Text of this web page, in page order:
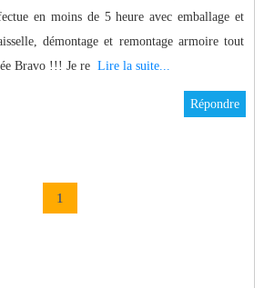
en moins de 5 heure avec emballage et
démontage et remontage armoire tout
Bravo !!! Je re Lire la suite...
Répondre
1